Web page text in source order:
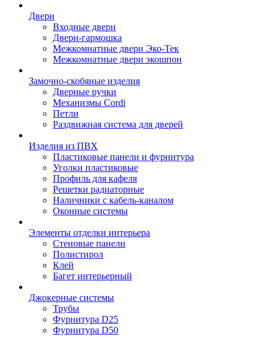
Двери
Входные двери
Двери-гармошка
Межкомнатные двери Эко-Тек
Межкомнатные двери экошпон
Замочно-скобяные изделия
Дверные ручки
Механизмы Cordi
Петли
Раздвижная система для дверей
Изделия из ПВХ
Пластиковые панели и фурнитура
Уголки пластиковые
Профиль для кафеля
Решетки радиаторные
Наличники с кабель-каналом
Оконные системы
Элементы отделки интерьера
Стеновые панели
Полистирол
Клей
Багет интерьерный
Джокерные системы
Трубы
Фурнитура D25
Фурнитура D50